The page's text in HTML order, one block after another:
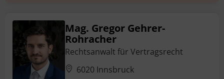
Mag. Gregor Gehrer-
Rohracher
Rechtsanwalt für Vertragsrecht
6020 Innsbruck